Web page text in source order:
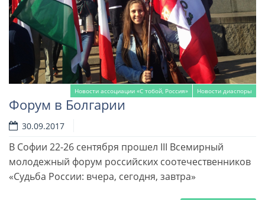
Новости ассоциации «С тобой, Россия» Новости диаспоры
Форум в Болгарии
30.09.2017
В Софии 22-26 сентября прошел III Всемирный
молодежный форум российских соотечественников
«Судьба России: вчера, сегодня, завтра»